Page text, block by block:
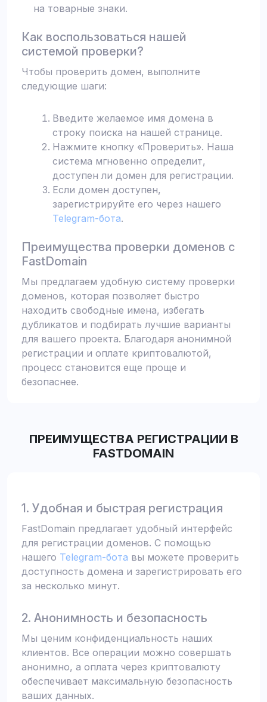
на товарные знаки.
Как воспользоваться нашей
системой проверки?
Чтобы проверить домен, выполните
следующие шаги:
Введите желаемое имя домена в
строку поиска на нашей странице.
Нажмите кнопку «Проверить». Наша
система мгновенно определит,
доступен ли домен для регистрации.
Если домен доступен,
зарегистрируйте его через нашего
Telegram-бота.
Преимущества проверки доменов с
FastDomain
Мы предлагаем удобную систему проверки
доменов, которая позволяет быстро
находить свободные имена, избегать
дубликатов и подбирать лучшие варианты
для вашего проекта. Благодаря анонимной
регистрации и оплате криптовалютой,
процесс становится еще проще и
безопаснее.
ПРЕИМУЩЕСТВА РЕГИСТРАЦИИ В
FASTDOMAIN
1. Удобная и быстрая регистрация
FastDomain предлагает удобный интерфейс
для регистрации доменов. С помощью
нашего Telegram-бота вы можете проверить
доступность домена и зарегистрировать его
за несколько минут.
2. Анонимность и безопасность
Мы ценим конфиденциальность наших
клиентов. Все операции можно совершать
анонимно, а оплата через криптовалюту
обеспечивает максимальную безопасность
ваших данных.